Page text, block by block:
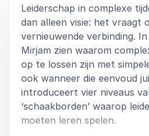
Leiderschap in complexe
dan alleen visie: het vraagt
vernieuwende verbinding.
Mirjam zien waarom
op te lossen zijn met
ook wanneer die eenvoud
introduceert vier niveaus
‘schaakborden’ waarop
moeten leren spelen.